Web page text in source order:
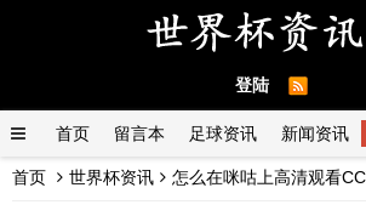
登陆
首页 留言本 足球资讯 新闻资讯
首页 世界杯资讯 怎么在咪咕上高清观看